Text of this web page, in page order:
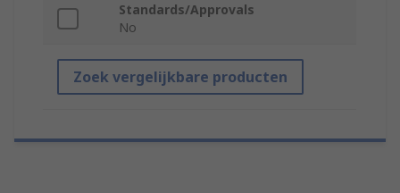
Standards/Approvals
No
Zoek vergelijkbare producten